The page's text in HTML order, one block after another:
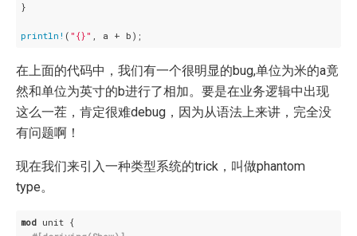
}
println! ( "{}"
在上面的代码中，我们有一个很明显的bug,单位为米的a竟
然和单位为英寸的b进行了相加。要是在业务逻辑中出现
这么一茬，肯定很难debug，因为从语法上来讲，完全没
有问题啊！
现在我们来引入一种类型系统的trick，叫做phantom
type。
mod unit {